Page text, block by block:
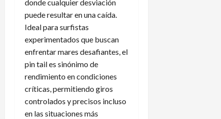
donde cualquier desviación
puede resultar en una caída.
Ideal para surfistas
experimentados que buscan
enfrentar mares desafiantes, el
pin tail es sinónimo de
rendimiento en condiciones
críticas, permitiendo giros
controlados y precisos incluso
en las situaciones más